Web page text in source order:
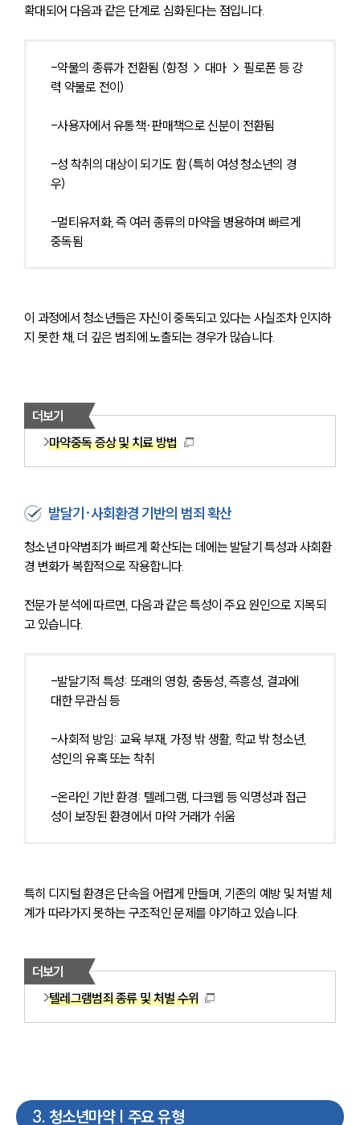
확대되어 다음과 같은 단계로 심화된다는 점입니다.
-약물의 종류가 전환됨 (향정 → 대마 → 필로폰 등 강
력 약물로 전이)
-사용자에서 유통책·판매책으로 신분이 전환됨
-성 착취의 대상이 되기도 함 (특히 여성 청소년의 경
우)
-멀티유저화, 즉 여러 종류의 마약을 병용하며 빠르게
중독됨
이 과정에서 청소년들은 자신이 중독되고 있다는 사실조차 인지하
지 못한 채, 더 깊은 범죄에 노출되는 경우가 많습니다.
더보기
마약중독 증상 및 치료 방법
발달기·사회환경 기반의 범죄 확산
청소년 마약범죄가 빠르게 확산되는 데에는 발달기 특성과 사회환
경 변화가 복합적으로 작용합니다.
전문가 분석에 따르면, 다음과 같은 특성이 주요 원인으로 지목되
고 있습니다.
-발달기적 특성: 또래의 영향, 충동성, 즉흥성, 결과에
대한 무관심 등
-사회적 방임: 교육 부재, 가정 밖 생활, 학교 밖 청소년,
성인의 유혹 또는 착취
-온라인 기반 환경: 텔레그램, 다크웹 등 익명성과 접근
성이 보장된 환경에서 마약 거래가 쉬움
특히 디지털 환경은 단속을 어렵게 만들며, 기존의 예방 및 처벌 체
계가 따라가지 못하는 구조적인 문제를 야기하고 있습니다.
더보기
텔레그램범죄 종류 및 처벌 수위
3. 청소년마약 | 주요 유형